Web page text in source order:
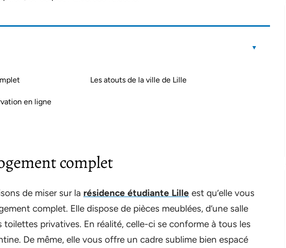
en ligne
Les atouts de la ville de Lille
complet
de miser sur la résidence étudiante Lille est qu’elle vous
complet. Elle dispose de pièces meublées, d’une salle
toilettes privatives. En réalité, celle-ci se conforme à tous les
De même, elle vous offre un cadre sublime bien espacé